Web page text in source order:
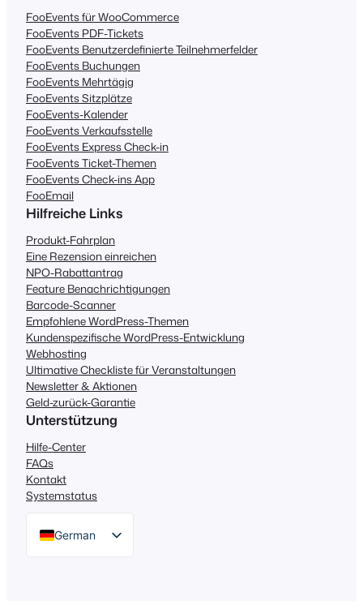
FooEvents für WooCommerce
FooEvents PDF-Tickets
FooEvents Benutzerdefinierte Teilnehmerfelder
FooEvents Buchungen
FooEvents Mehrtägig
FooEvents Sitzplätze
FooEvents-Kalender
FooEvents Verkaufsstelle
FooEvents Express Check-in
FooEvents Ticket-Themen
FooEvents Check-ins App
FooEmail
Hilfreiche Links
Produkt-Fahrplan
Eine Rezension einreichen
NPO-Rabattantrag
Feature Benachrichtigungen
Barcode-Scanner
Empfohlene WordPress-Themen
Kundenspezifische WordPress-Entwicklung
Webhosting
Ultimative Checkliste für Veranstaltungen
Newsletter & Aktionen
Geld-zurück-Garantie
Unterstützung
Hilfe-Center
FAQs
Kontakt
Systemstatus
German